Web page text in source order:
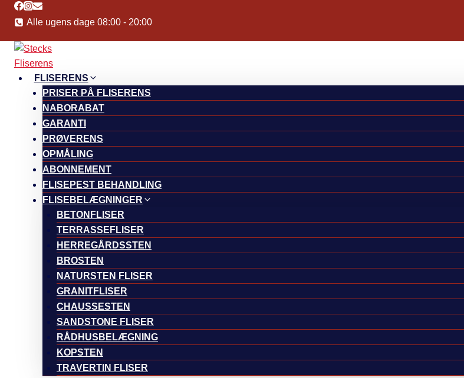
Fortsæt
Alle ugens dage 08:00 - 20:00
FLISERENS
PRISER PÅ FLISERENS
NABORABAT
GARANTI
PRØVERENS
OPMÅLING
ABONNEMENT
FLISEPEST BEHANDLING
FLISEBELÆGNINGER
BETONFLISER
TERRASSEFLISER
HERREGÅRDSSTEN
BROSTEN
NATURSTEN FLISER
GRANITFLISER
CHAUSSESTEN
SANDSTONE FLISER
RÅDHUSBELÆGNING
KOPSTEN
TRAVERTIN FLISER